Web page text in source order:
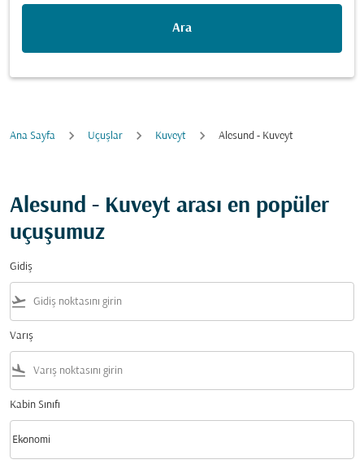
Ara
Ana Sayfa Uçuşlar Kuveyt Alesund - Kuveyt
Alesund - Kuveyt arası en popüler
uçuşumuz
Gidiş
flight_takeoff
Varış
flight_land
Kabin Sınıfı
Kabin Sınıfı option Ekonomi Selected
Ekonomi
keyboard_arrow_down